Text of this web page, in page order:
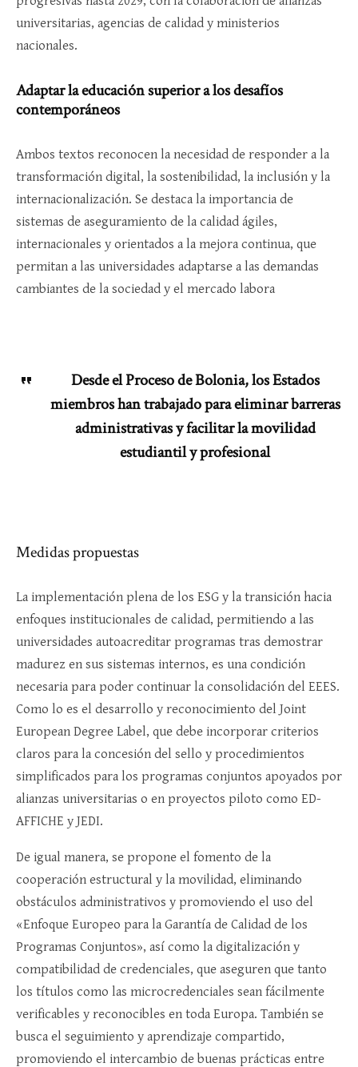
universitarias, agencias de calidad y ministerios
nacionales.
Adaptar la educación superior a los desafíos
contemporáneos
Ambos textos reconocen la necesidad de responder a la
transformación digital, la sostenibilidad, la inclusión y la
internacionalización. Se destaca la importancia de
sistemas de aseguramiento de la calidad ágiles,
internacionales y orientados a la mejora continua, que
permitan a las universidades adaptarse a las demandas
cambiantes de la sociedad y el mercado labora
Desde el Proceso de Bolonia, los Estados
miembros han trabajado para eliminar barreras
administrativas y facilitar la movilidad
estudiantil y profesional
Medidas propuestas
La implementación plena de los ESG y la transición hacia
enfoques institucionales de calidad, permitiendo a las
universidades autoacreditar programas tras demostrar
madurez en sus sistemas internos, es una condición
necesaria para poder continuar la consolidación del EEES.
Como lo es el desarrollo y reconocimiento del Joint
European Degree Label, que debe incorporar criterios
claros para la concesión del sello y procedimientos
simplificados para los programas conjuntos apoyados por
alianzas universitarias o en proyectos piloto como ED-
AFFICHE y JEDI.
De igual manera, se propone el fomento de la
cooperación estructural y la movilidad, eliminando
obstáculos administrativos y promoviendo el uso del
«Enfoque Europeo para la Garantía de Calidad de los
Programas Conjuntos», así como la digitalización y
compatibilidad de credenciales, que aseguren que tanto
los títulos como las microcredenciales sean fácilmente
verificables y reconocibles en toda Europa. También se
busca el seguimiento y aprendizaje compartido,
promoviendo el intercambio de buenas prácticas entre